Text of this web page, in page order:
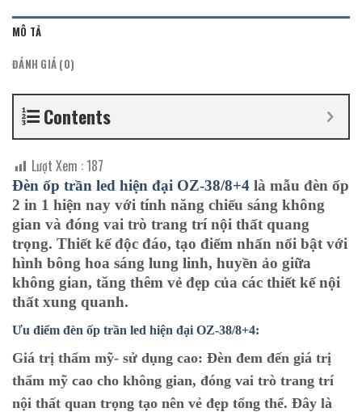
MÔ TẢ
ĐÁNH GIÁ (0)
Contents
Lượt Xem :187
Đèn ốp trần led hiện đại OZ-38/8+4 là mẫu đèn ốp
2 in 1 hiện nay với tính năng chiếu sáng không
gian và đóng vai trò trang trí nội thất quang
trọng. Thiết kế độc đáo, tạo điểm nhấn nổi bật với
hình bông hoa sáng lung linh, huyền ảo giữa
không gian, tăng thêm vẻ đẹp của các thiết kế nội
thất xung quanh.
Ưu điểm đèn ốp trần led hiện đại OZ-38/8+4:
Giá trị thẩm mỹ- sử dụng cao: Đèn đem đến giá trị
thẩm mỹ cao cho không gian, đóng vai trò trang trí
nội thất quan trọng tạo nên vẻ đẹp tổng thể. Đây là